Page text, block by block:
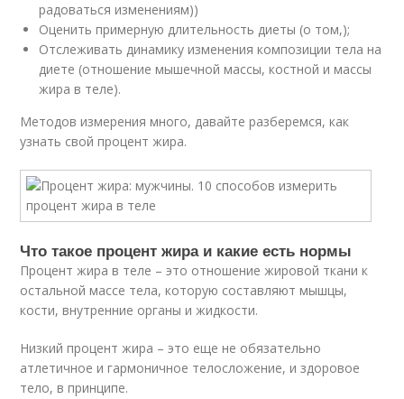
радоваться изменениям))
Оценить примерную длительность диеты (о том,);
Отслеживать динамику изменения композиции тела на
диете (отношение мышечной массы, костной и массы
жира в теле).
Методов измерения много, давайте разберемся, как
узнать свой процент жира.
Что такое процент жира и какие есть нормы
Процент жира в теле – это отношение жировой ткани к
остальной массе тела, которую составляют мышцы,
кости, внутренние органы и жидкости.
Низкий процент жира – это еще не обязательно
атлетичное и гармоничное телосложение, и здоровое
тело, в принципе.